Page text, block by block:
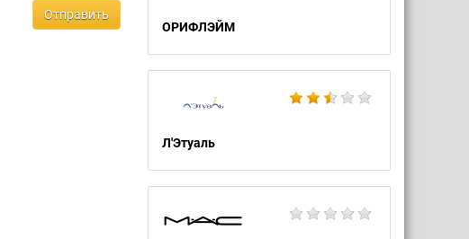
ОРИФЛЭЙМ
Л'Этуаль
Отправить